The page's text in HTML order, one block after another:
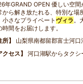
年GRAND OPEN 優しい空
から解き放たれる、特別な場
小さなプライベート ヴィラ。
時間をお届けします。
所
山梨県南都留郡富士河口
クセス
河口湖駅からタクシ